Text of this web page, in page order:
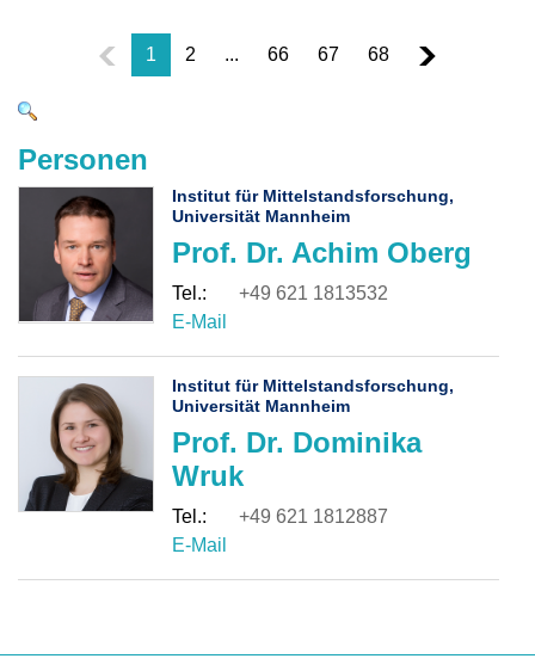
1 2 ... 66 67 68
Personen
Prof. Dr. Achim Oberg
Institut für Mittelstandsforschung,
Universität Mannheim
+49 621 1813532
Prof. Dr. Dominika
Wruk
Institut für Mittelstandsforschung,
Universität Mannheim
+49 621 1812887